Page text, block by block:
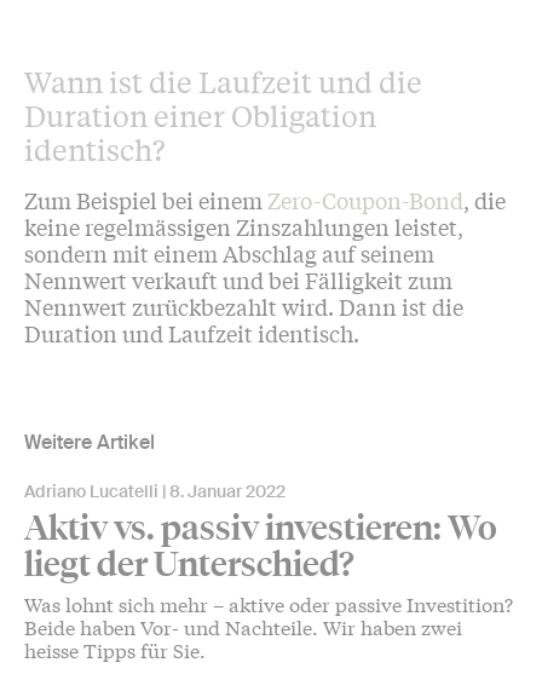
Wann ist die Laufzeit und die
Duration einer Obligation
identisch?
Zum Beispiel bei einem Zero-Coupon-Bond, die
keine regelmässigen Zinszahlungen leistet,
sondern mit einem Abschlag auf seinem
Nennwert verkauft und bei Fälligkeit zum
Nennwert zurückbezahlt wird. Dann ist die
Duration und Laufzeit identisch.
Weitere Artikel
Adriano Lucatelli 8. Januar 2022
Aktiv vs. passiv investieren: Wo
liegt der Unterschied?
Was lohnt sich mehr – aktive oder passive Investition?
Beide haben Vor- und Nachteile. Wir haben zwei
heisse Tipps für Sie.